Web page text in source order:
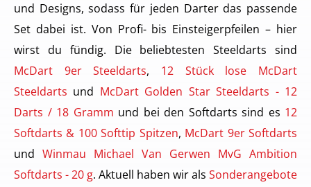
und Designs, sodass für jeden Darter das passende
Set dabei ist. Von Profi- bis Einsteigerpfeilen – hier
wirst du fündig. Die beliebtesten Steeldarts sind
McDart 9er Steeldarts, 12 Stück lose McDart
Steeldarts und McDart Golden Star Steeldarts - 12
Darts / 18 Gramm und bei den Softdarts sind es 12
Softdarts & 100 Softtip Spitzen, McDart 9er Softdarts
und Winmau Michael Van Gerwen MvG Ambition
Softdarts - 20 g. Aktuell haben wir als Sonderangebote